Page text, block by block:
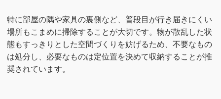
特に部屋の隅や家具の裏側など、普段目が行き届きにくい
場所もこまめに掃除することが大切です。物が散乱した状
態もすっきりとした空間づくりを妨げるため、不要なもの
は処分し、必要なものは定位置を決めて収納することが推
奨されています。